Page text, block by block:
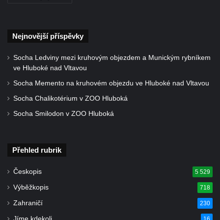
Evangelická modlitebna u autobusového
nádraží v Dubé
Hřbitovní kaple ve Velkém Šenově
Kaple svaté Apolónie v Cítolibech
Kostel svatého Jakuba Většího v Cítolibech
Kostel svatého Klementa ve Chlumčanech
Kaple svatého Floriána ve Veltěži
Kaple západně od Veltěž u silnice do
Černčic
Nejnovější příspěvky
Socha Ledviny mezi kruhovým objezdem a Munickým rybníkem
ve Hluboké nad Vltavou
Socha Memento na kruhovém objezdu ve Hluboké nad Vltavou
Socha Chalikotérium v ZOO Hluboká
Socha Smilodon v ZOO Hluboká
Přehled rubrik
Českopis 5 529
Výběžkopis 718
Zahraničí 230
16